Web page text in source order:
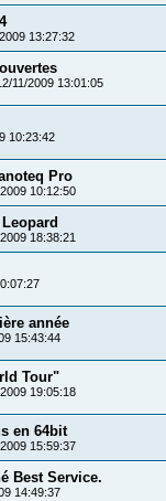
13:27:32
11/2009 13:01:05
10:23:42
Pro
10:12:50
18:38:21
année
15:43:44
Tour"
19:05:18
en 64bit
15:59:37
Best Service.
14:49:37